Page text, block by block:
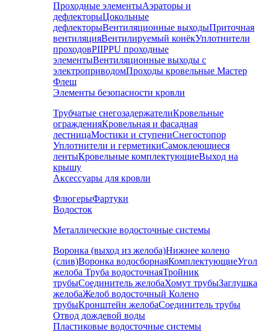
Проходные элементыАэраторы и
дефлекторыЦокольные
дефлекторыВентиляционные выходыПриточная
вентиляцияВентилируемый конёкУплотнители
проходовPIIPPU проходные
элементыВентиляционные выходы с
электроприводомПроходы кровельные Мастер
Флеш
Элементы безопасности кровли
Трубчатые снегозадержателиКровельные
огражденияКровельная и фасадная
лестницаМостики и ступениСнегостопор
Уплотнители и герметикиСамоклеющиеся
лентыКровельные комплектующиеВыход на
крышу
Аксессуары для кровли
ФлюгерыФартуки
Водосток
Металлические водосточные системы
Воронка (выход из желоба)Нижнее колено
(слив)Воронка водосборнаяКомплектующиеУгол
желоба Труба водосточнаяТройник
трубыСоединитель желобаХомут трубыЗаглушка
желобаЖелоб водосточный Колено
трубыКронштейн желобаСоединитель трубы
Отвод дождевой воды
Пластиковые водосточные системы